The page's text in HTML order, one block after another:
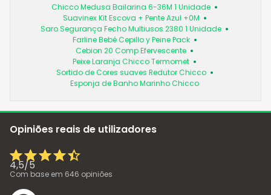
Chicco Medusa Bailarina 6-36M 1 Unidade
Suavinex Kit Escova + Pente Azul +0M
Saro Segurança Fecho Multiusos 2380 1 Unidade
Farline Bebé Cepillo y Peine Pack
Cebion 20 Comp Efervescente
Peixe Laranja Chicco Termomet
Sortido de Cores suaves Redutor Chicco
Esponja de Banho Marinho Chicco
Opiniões reais de utilizadores
4,5/5
Com base em 646 opiniões